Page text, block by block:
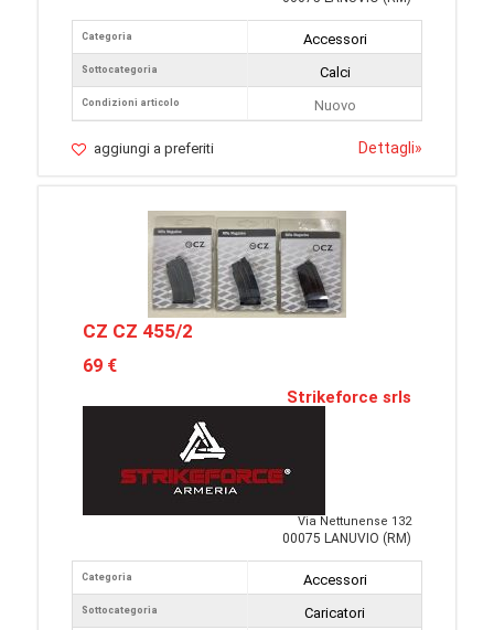
Categoria
Sottocategoria
Condizioni articolo
Accessori
Calci
Nuovo
aggiungi a preferiti Dettagli»
CZ CZ 455/2
69 €
Strikeforce srls
Via Nettunense 132
00075 LANUVIO (RM)
Categoria
Sottocategoria
Accessori
Caricatori